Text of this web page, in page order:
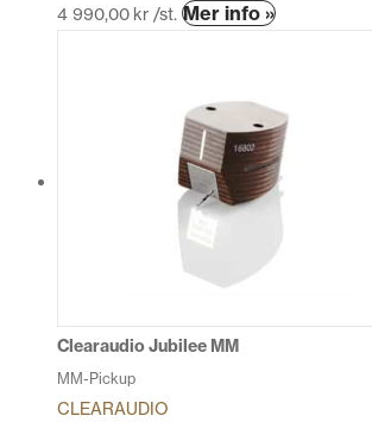
4 990,00 kr /st. Mer info »
Clearaudio Jubilee MM
MM-Pickup
CLEARAUDIO